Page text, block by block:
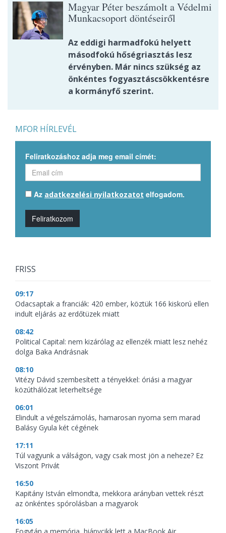
Magyar Péter beszámolt a Védelmi
Munkacsoport döntéseiről
Az eddigi harmadfokú helyett
másodfokú hőségriasztás lesz
érvényben. Már nincs szükség az
önkéntes fogyasztáscsökkentésre
a kormányfő szerint.
MFOR HÍRLEVÉL
Feliratkozáshoz adja meg email címét:
Az adatkezelési nyilatkozatot elfogadom.
Feliratkozom
FRISS
09:17
Odacsaptak a franciák: 420 ember, köztük 166 kiskorú ellen
indult eljárás az erdőtüzek miatt
08:42
Political Capital: nem kizárólag az ellenzék miatt lesz nehéz
dolga Baka Andrásnak
08:10
Vitézy Dávid szembesített a tényekkel: óriási a magyar
közúthálózat leterheltsége
06:01
Elindult a végelszámolás, hamarosan nyoma sem marad
Balásy Gyula két cégének
17:11
Túl vagyunk a válságon, vagy csak most jön a neheze? Ez
Viszont Privát
16:50
Kapitány István elmondta, mekkora arányban vettek részt
az önkéntes spórolásban a magyarok
16:05